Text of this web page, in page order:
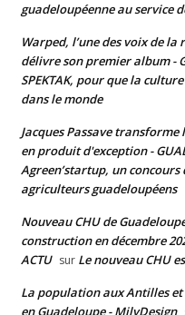
guadeloupéenne au service
Warped, l’une des voix de la
délivre son premier album -
SPEKTAK, pour que la
dans le monde
Jacques Passave
en produit d'exception -
Agreen’startup, un
agriculteurs guadeloupéens
Nouveau CHU de
construction en décembre
ACTU sur Le nouveau CHU
La population aux Antilles
en Guadeloupe - MilyDesign